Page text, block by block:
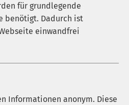
für grundlegende
benötigt. Dadurch ist
einwandfrei
Informationen anonym. Diese